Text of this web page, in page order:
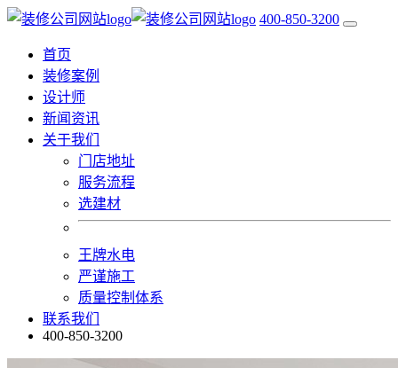
400-850-3200
首页
装修案例
设计师
新闻资讯
关于我们
门店地址
服务流程
选建材
王牌水电
严谨施工
质量控制体系
联系我们
400-850-3200